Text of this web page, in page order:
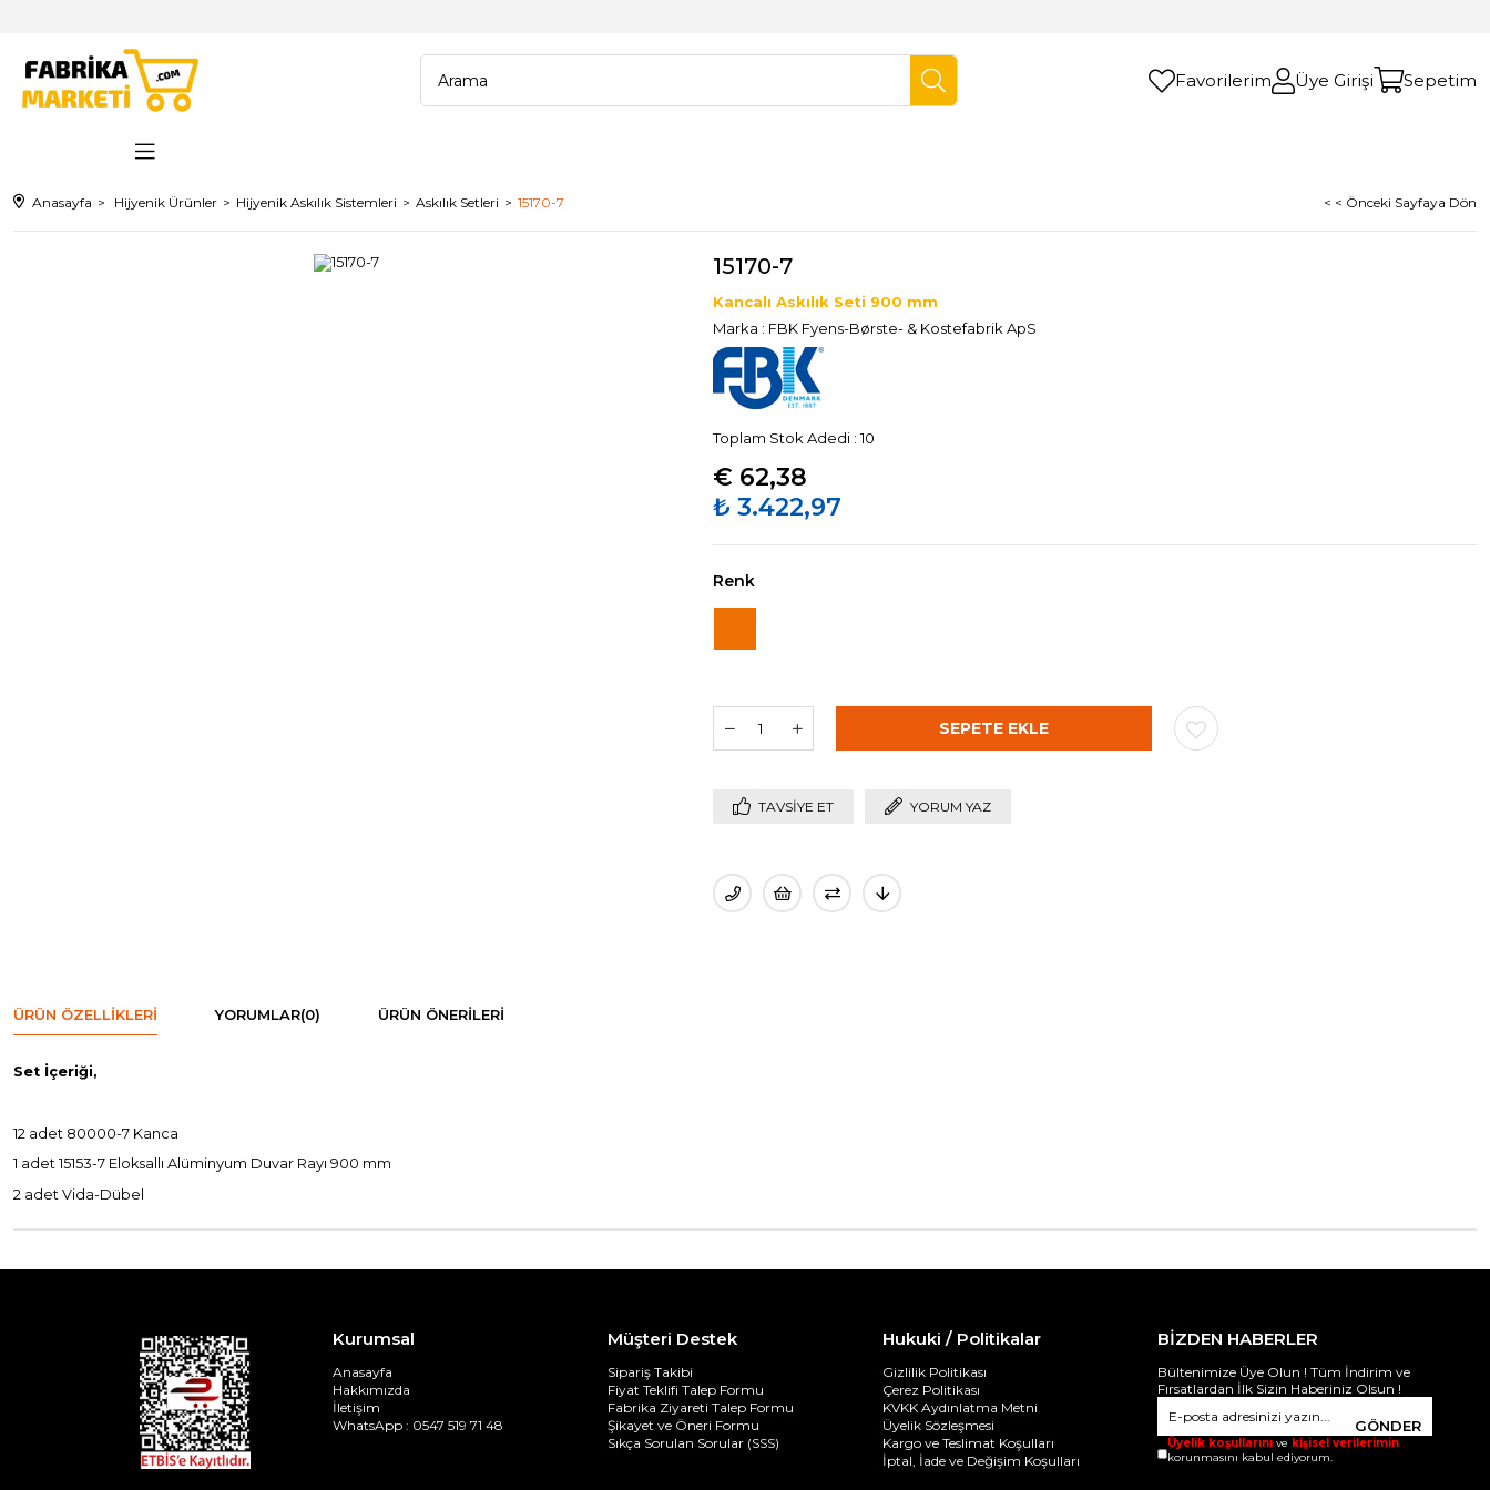
Favorilerim Üye Girişi Sepetim
Anasayfa Hijyenik Ürünler Hijyenik Askılık Sistemleri Askılık Setleri 15170-7 < < Önceki Sayfaya Dön
15170-7
Kancalı Askılık Seti 900 mm
Marka : FBK Fyens-Børste- & Kostefabrik ApS
Toplam Stok Adedi : 10
€ 62,38
₺ 3.422,97
Renk
TAVSIYE ET YORUM YAZ
ÜRÜN ÖZELLIKLERI YORUMLAR(0) ÜRÜN ÖNERILERI
Set İçeriği,
12 adet 80000-7 Kanca
1 adet 15153-7 Eloksallı Alüminyum Duvar Rayı 900 mm
2 adet Vida-Dübel
Kurumsal
Anasayfa
Hakkımızda
İletişim
WhatsApp : 0547 519 71 48
Müşteri Destek
Sipariş Takibi
Fiyat Teklifi Talep Formu
Fabrika Ziyareti Talep Formu
Şikayet ve Öneri Formu
Sıkça Sorulan Sorular (SSS)
Hukuki / Politikalar
Gizlilik Politikası
Çerez Politikası
KVKK Aydınlatma Metni
Üyelik Sözleşmesi
Kargo ve Teslimat Koşulları
İptal, İade ve Değişim Koşulları
BİZDEN HABERLER
Bültenimize Üye Olun ! Tüm İndirim ve
Fırsatlardan İlk Sizin Haberiniz Olsun !
GÖNDER
Üyelik koşullarınıve kişisel verilerimin
korunmasını kabul ediyorum.